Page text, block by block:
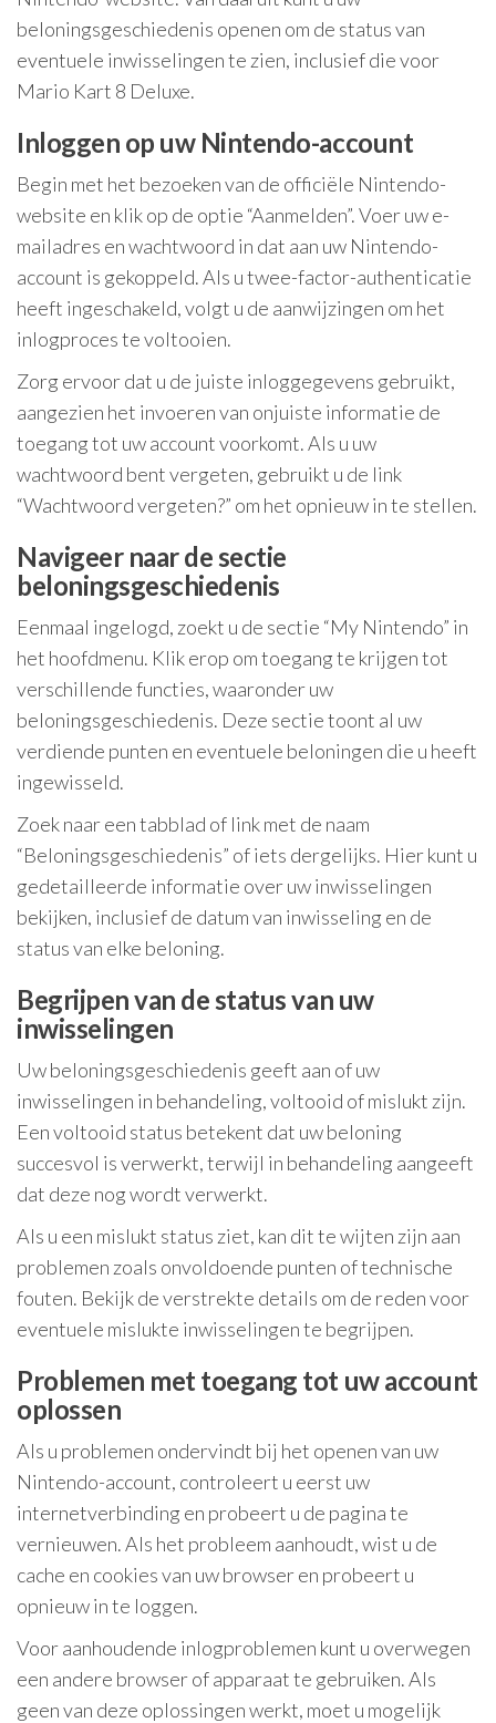
beloningsgeschiedenis openen om de status van
eventuele inwisselingen te zien, inclusief die voor
Mario Kart 8 Deluxe.
Inloggen op uw Nintendo-account
Begin met het bezoeken van de officiële Nintendo-
website en klik op de optie “Aanmelden”. Voer uw e-
mailadres en wachtwoord in dat aan uw Nintendo-
account is gekoppeld. Als u twee-factor-authenticatie
heeft ingeschakeld, volgt u de aanwijzingen om het
inlogproces te voltooien.
Zorg ervoor dat u de juiste inloggegevens gebruikt,
aangezien het invoeren van onjuiste informatie de
toegang tot uw account voorkomt. Als u uw
wachtwoord bent vergeten, gebruikt u de link
“Wachtwoord vergeten?” om het opnieuw in te stellen.
Navigeer naar de sectie
beloningsgeschiedenis
Eenmaal ingelogd, zoekt u de sectie “My Nintendo” in
het hoofdmenu. Klik erop om toegang te krijgen tot
verschillende functies, waaronder uw
beloningsgeschiedenis. Deze sectie toont al uw
verdiende punten en eventuele beloningen die u heeft
ingewisseld.
Zoek naar een tabblad of link met de naam
“Beloningsgeschiedenis” of iets dergelijks. Hier kunt u
gedetailleerde informatie over uw inwisselingen
bekijken, inclusief de datum van inwisseling en de
status van elke beloning.
Begrijpen van de status van uw
inwisselingen
Uw beloningsgeschiedenis geeft aan of uw
inwisselingen in behandeling, voltooid of mislukt zijn.
Een voltooid status betekent dat uw beloning
succesvol is verwerkt, terwijl in behandeling aangeeft
dat deze nog wordt verwerkt.
Als u een mislukt status ziet, kan dit te wijten zijn aan
problemen zoals onvoldoende punten of technische
fouten. Bekijk de verstrekte details om de reden voor
eventuele mislukte inwisselingen te begrijpen.
Problemen met toegang tot uw account
oplossen
Als u problemen ondervindt bij het openen van uw
Nintendo-account, controleert u eerst uw
internetverbinding en probeert u de pagina te
vernieuwen. Als het probleem aanhoudt, wist u de
cache en cookies van uw browser en probeert u
opnieuw in te loggen.
Voor aanhoudende inlogproblemen kunt u overwegen
een andere browser of apparaat te gebruiken. Als
geen van deze oplossingen werkt, moet u mogelijk